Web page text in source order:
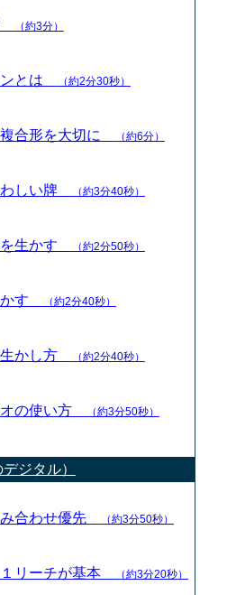
（約3分）
ンとは （約2分30秒）
複合形を大切に （約6分）
わしい牌 （約3分40秒）
を生かす （約2分50秒）
かす （約2分40秒）
生かし方 （約2分40秒）
オの使い方 （約3分50秒）
ジタル）
み合わせ優先 （約3分50秒）
１リーチが基本 （約3分20秒）